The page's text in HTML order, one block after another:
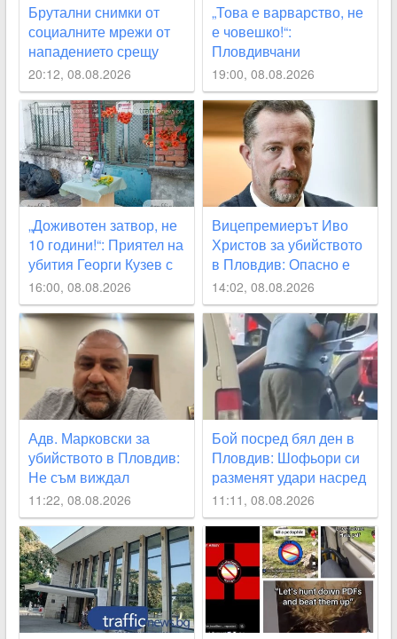
Брутални снимки от
социалните мрежи от
нападението срещу
Георги Кузев
20:12, 08.08.2026
„Това е варварство, не
е човешко!“:
Пловдивчани
потресени след
убийството на
Младежкия хълм
ВИДЕО
19:00, 08.08.2026
„Доживотен затвор, не
10 години!“: Приятел на
убития Георги Кузев с
призив за промяна в
закона
16:00, 08.08.2026
Вицепремиерът Иво
Христов за убийството
в Пловдив: Опасно е
да наричаме деца
малолетните садисти
14:02, 08.08.2026
Адв. Марковски за
убийството в Пловдив:
Не съм виждал
подобна жестокост от
непълнолетни, 12
години са твърде малко
11:22, 08.08.2026
Бой посред бял ден в
Пловдив: Шофьори си
разменят удари насред
оживено кръстовище
ВИДЕО
11:11, 08.08.2026